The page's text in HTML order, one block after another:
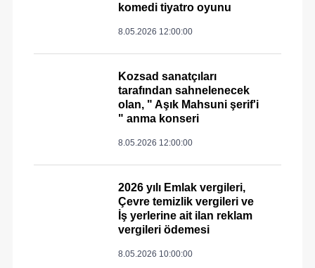
komedi tiyatro oyunu
8.05.2026 12:00:00
Kozsad sanatçıları
tarafından sahnelenecek
olan, " Aşık Mahsuni şerif'i
" anma konseri
8.05.2026 12:00:00
2026 yılı Emlak vergileri,
Çevre temizlik vergileri ve
İş yerlerine ait ilan reklam
vergileri ödemesi
8.05.2026 10:00:00